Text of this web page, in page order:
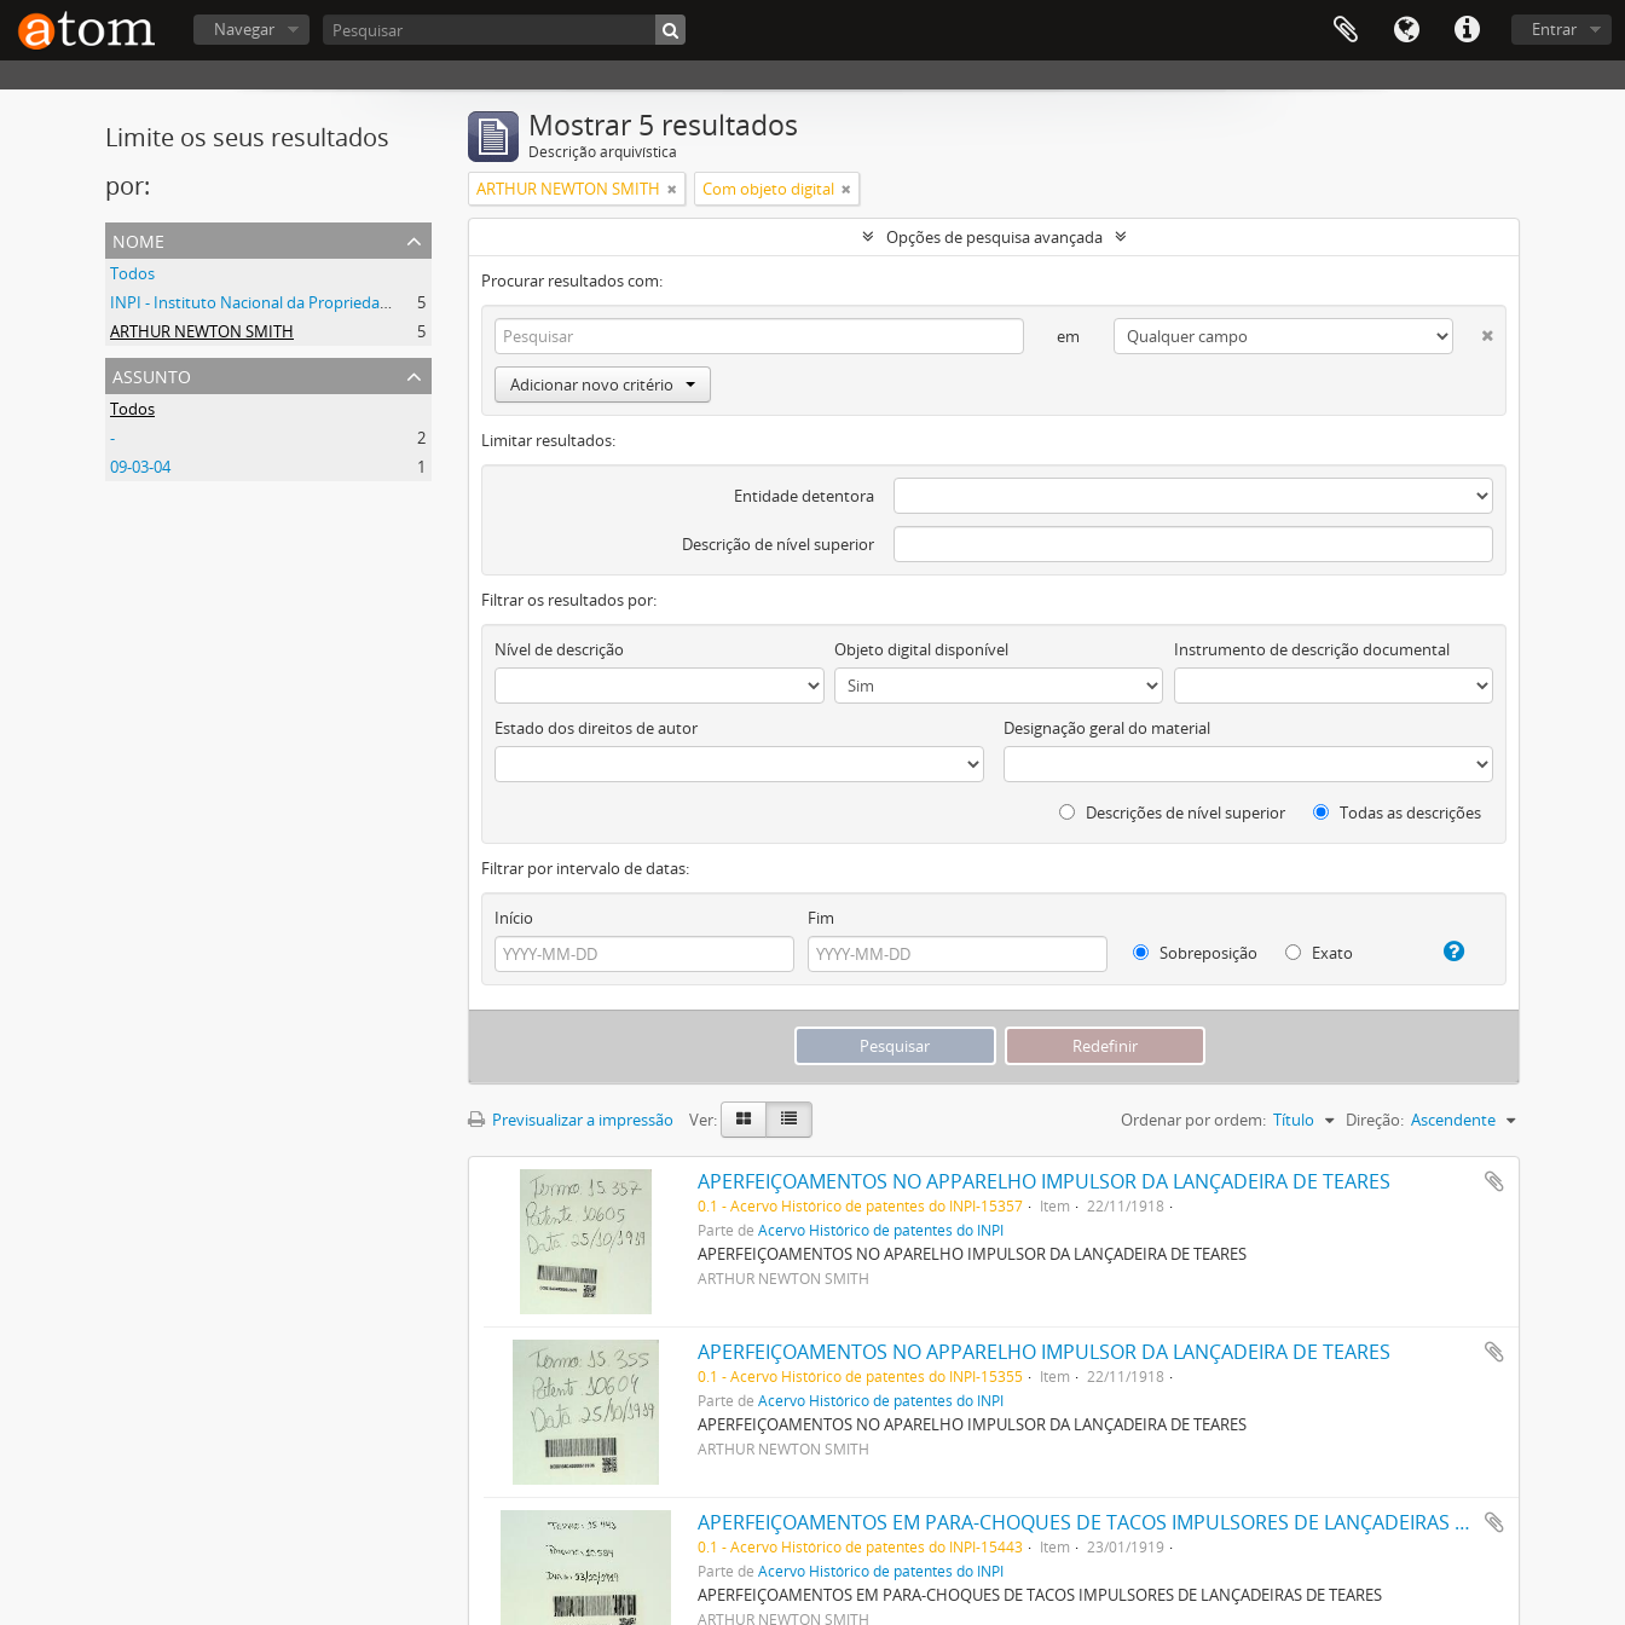
Entrar
Navegar
Limite os seus resultados
por:
nome
Todos
INPI - Instituto Nacional da Propriedade Industrial
5
ARTHUR NEWTON SMITH
5
assunto
Todos
-
2
09-03-04
1
Mostrar 5 resultados
Descrição arquivística
ARTHUR NEWTON SMITH Com objeto digital
Opções de pesquisa avançada
Procurar resultados com:
em
Adicionar novo critério
Limitar resultados:
Entidade detentora
Descrição de nível superior
Filtrar os resultados por:
Nível de descrição Objeto digital disponível Instrumento de descrição documental
Estado dos direitos de autor Designação geral do material
Descrições de nível superior Todas as descrições
Filtrar por intervalo de datas:
Início
Fim
Sobreposição
Exato
Previsualizar a impressão Ver: Ordenar por ordem: Título Direção: Ascendente
APERFEIÇOAMENTOS NO APPARELHO IMPULSOR DA LANÇADEIRA DE TEARES
0.1 - Acervo Histórico de patentes do INPI-15357 Item
22/11/1918
Parte deAcervo Histórico de patentes do INPI
APERFEIÇOAMENTOS NO APARELHO IMPULSOR DA LANÇADEIRA DE TEARES
ARTHUR NEWTON SMITH
APERFEIÇOAMENTOS NO APPARELHO IMPULSOR DA LANÇADEIRA DE TEARES
0.1 - Acervo Histórico de patentes do INPI-15355 Item
22/11/1918
Parte deAcervo Histórico de patentes do INPI
APERFEIÇOAMENTOS NO APARELHO IMPULSOR DA LANÇADEIRA DE TEARES
ARTHUR NEWTON SMITH
APERFEIÇOAMENTOS EM PARA-CHOQUES DE TACOS IMPULSORES DE LANÇADEIRAS DE TEARES
0.1 - Acervo Histórico de patentes do INPI-15443 Item
23/01/1919
Parte deAcervo Histórico de patentes do INPI
APERFEIÇOAMENTOS EM PARA-CHOQUES DE TACOS IMPULSORES DE LANÇADEIRAS DE TEARES
ARTHUR NEWTON SMITH